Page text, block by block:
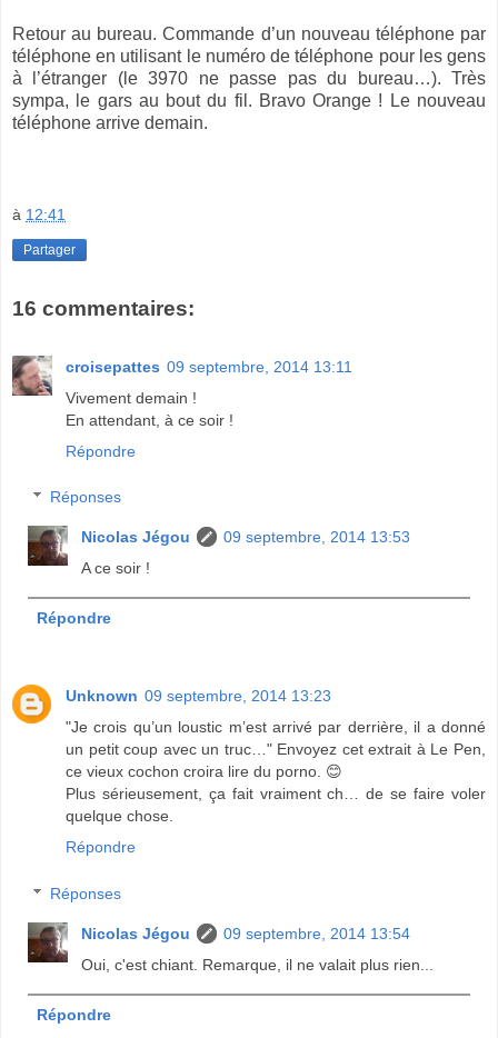
Retour au bureau. Commande d’un nouveau téléphone par
téléphone en utilisant le numéro de téléphone pour les gens
à l’étranger (le 3970 ne passe pas du bureau…). Très
sympa, le gars au bout du fil. Bravo Orange ! Le nouveau
téléphone arrive demain.
à 12:41
Partager
16 commentaires:
croisepattes 09 septembre, 2014 13:11
Vivement demain !
En attendant, à ce soir !
Répondre
Réponses
Nicolas Jégou
09 septembre, 2014 13:53
A ce soir !
Répondre
Unknown 09 septembre, 2014 13:23
"Je crois qu’un loustic m’est arrivé par derrière, il a donné
un petit coup avec un truc…" Envoyez cet extrait à Le Pen,
ce vieux cochon croira lire du porno. 😊
Plus sérieusement, ça fait vraiment ch… de se faire voler
quelque chose.
Répondre
Réponses
Nicolas Jégou
09 septembre, 2014 13:54
Oui, c'est chiant. Remarque, il ne valait plus rien...
Répondre